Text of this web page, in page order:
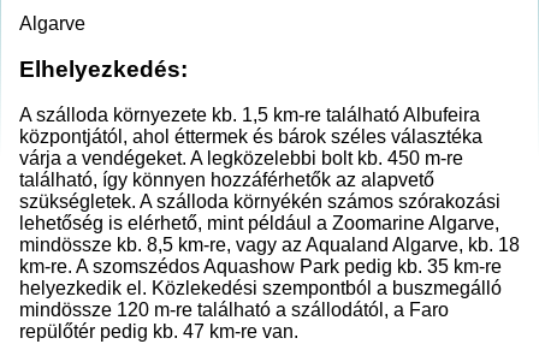
Algarve
Elhelyezkedés:
A szálloda környezete kb. 1,5 km-re található Albufeira
központjától, ahol éttermek és bárok széles választéka
várja a vendégeket. A legközelebbi bolt kb. 450 m-re
található, így könnyen hozzáférhetők az alapvető
szükségletek. A szálloda környékén számos szórakozási
lehetőség is elérhető, mint például a Zoomarine Algarve,
mindössze kb. 8,5 km-re, vagy az Aqualand Algarve, kb. 18
km-re. A szomszédos Aquashow Park pedig kb. 35 km-re
helyezkedik el. Közlekedési szempontból a buszmegálló
mindössze 120 m-re található a szállodától, a Faro
repülőtér pedig kb. 47 km-re van.